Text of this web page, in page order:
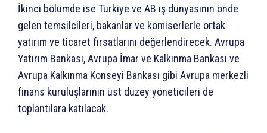
İkinci bölümde ise Türkiye ve AB iş dünyasının önde
gelen temsilcileri, bakanlar ve komiserlerle ortak
yatırım ve ticaret fırsatlarını değerlendirecek. Avrupa
Yatırım Bankası, Avrupa İmar ve Kalkınma Bankası ve
Avrupa Kalkınma Konseyi Bankası gibi Avrupa merkezli
finans kuruluşlarının üst düzey yöneticileri de
toplantılara katılacak.